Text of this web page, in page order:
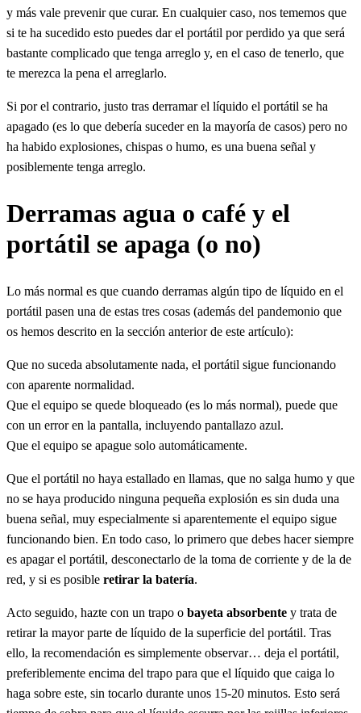
y más vale prevenir que curar. En cualquier caso, nos tememos que
si te ha sucedido esto puedes dar el portátil por perdido ya que será
bastante complicado que tenga arreglo y, en el caso de tenerlo, que
te merezca la pena el arreglarlo.
Si por el contrario, justo tras derramar el líquido el portátil se ha
apagado (es lo que debería suceder en la mayoría de casos) pero no
ha habido explosiones, chispas o humo, es una buena señal y
posiblemente tenga arreglo.
Derramas agua o café y el
portátil se apaga (o no)
Lo más normal es que cuando derramas algún tipo de líquido en el
portátil pasen una de estas tres cosas (además del pandemonio que
os hemos descrito en la sección anterior de este artículo):
Que no suceda absolutamente nada, el portátil sigue funcionando
con aparente normalidad.
Que el equipo se quede bloqueado (es lo más normal), puede que
con un error en la pantalla, incluyendo pantallazo azul.
Que el equipo se apague solo automáticamente.
Que el portátil no haya estallado en llamas, que no salga humo y que
no se haya producido ninguna pequeña explosión es sin duda una
buena señal, muy especialmente si aparentemente el equipo sigue
funcionando bien. En todo caso, lo primero que debes hacer siempre
es apagar el portátil, desconectarlo de la toma de corriente y de la de
red, y si es posible retirar la batería.
Acto seguido, hazte con un trapo o bayeta absorbente y trata de
retirar la mayor parte de líquido de la superficie del portátil. Tras
ello, la recomendación es simplemente observar… deja el portátil,
preferiblemente encima del trapo para que el líquido que caiga lo
haga sobre este, sin tocarlo durante unos 15-20 minutos. Esto será